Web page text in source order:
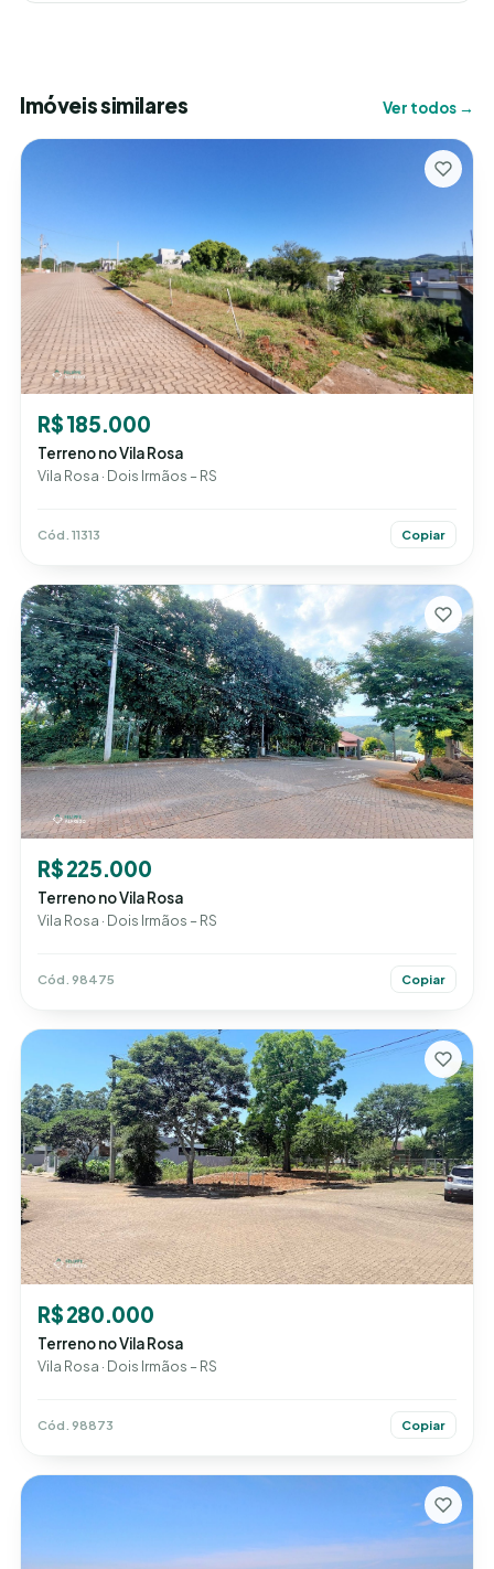
Imóveis similares Ver todos →
R$ 185.000
Terreno no Vila Rosa
Vila Rosa · Dois Irmãos – RS
Cód. 11313 Copiar
R$ 225.000
Terreno no Vila Rosa
Vila Rosa · Dois Irmãos – RS
Cód. 98475 Copiar
R$ 280.000
Terreno no Vila Rosa
Vila Rosa · Dois Irmãos – RS
Cód. 98873 Copiar